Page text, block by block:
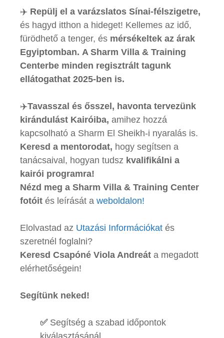
✈️ Repülj el a varázslatos Sínai-félszigetre,
és hagyd itthon a hideget! Kellemes az idő,
fürödhető a tenger, és mérsékeltek az árak
Egyiptomban. A Sharm Villa & Training
Centerbe minden regisztrált tagunk
ellátogathat 2025-ben is.
✈️Tavasszal és ősszel, havonta tervezünk
kirándulást Kairóiba, amihez hozzá
kapcsolható a Sharm El Sheikh-i nyaralás is.
Keresd a mentorodat, hogy segítsen a
tanácsaival, hogyan tudsz kvalifikálni a
kairói programra!
Nézd meg a Sharm Villa & Training Center
fotóit és leírását a weboldalon!
Elolvastad az Utazási Információkat és
szeretnél foglalni?
Keresd Csapóné Viola Andreát a megadott
elérhetőségein!
Segítünk neked!
✅ Segítség a szabad időpontok
kiválasztásánál